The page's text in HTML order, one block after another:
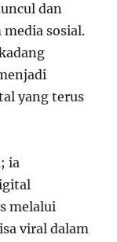
dan
sosial.
yang terus
ia
melalui
viral dalam